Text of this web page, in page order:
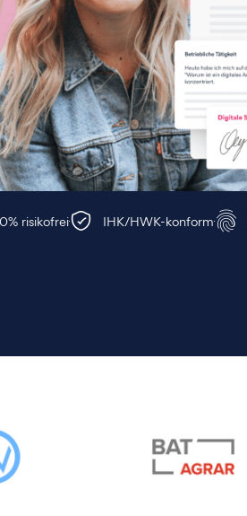
risikofrei IHK/HWK-konform